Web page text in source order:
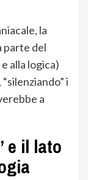
la
parte del
alla logica)
i
a
e il lato